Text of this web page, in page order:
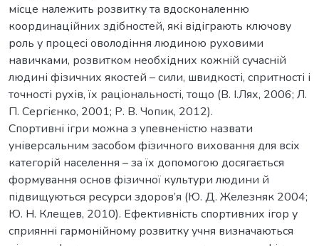
місце належить розвитку та вдосконаленню
координаційних здібностей, які відіграють ключову
роль у процесі оволодіння людиною руховими
навичками, розвитком необхідних кожній сучасній
людині фізичних якостей – сили, швидкості, спритності і
точності рухів, їх раціональності, тощо (В. І.Лях, 2006; Л.
П. Сергієнко, 2001; Р. В. Чопик, 2012).
Спортивні ігри можна з упевненістю назвати
універсальним засобом фізичного виховання для всіх
категорій населення – за їх допомогою досягається
формування основ фізичної культури людини й
підвищуються ресурси здоров’я (Ю. Д. Железняк 2004;
Ю. Н. Клещев, 2010). Ефективність спортивних ігор у
сприянні гармонійному розвитку учня визначаються